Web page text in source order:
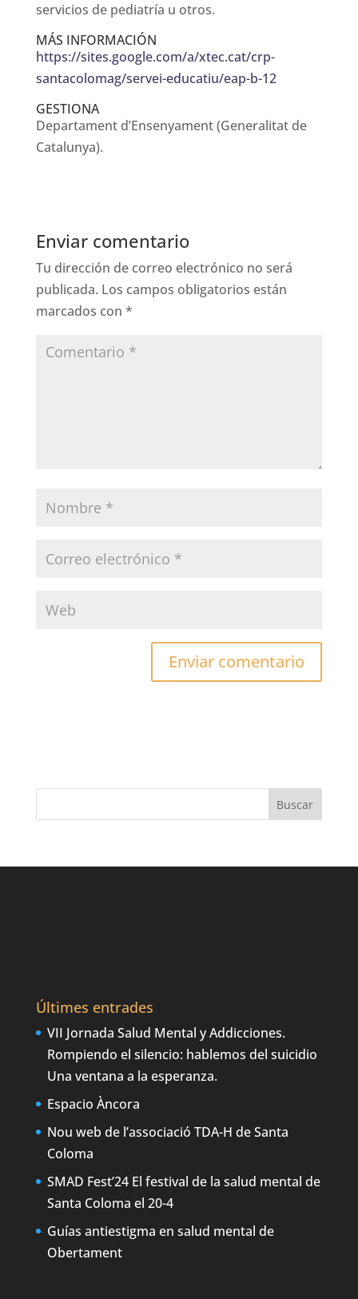
servicios de pediatría u otros.
MÁS INFORMACIÓN
https://sites.google.com/a/xtec.cat/crp-
santacolomag/servei-educatiu/eap-b-12
GESTIONA
Departament d’Ensenyament (Generalitat de
Catalunya).
Enviar comentario
Tu dirección de correo electrónico no será
publicada. Los campos obligatorios están
marcados con *
Últimes entrades
VII Jornada Salud Mental y Addicciones.
Rompiendo el silencio: hablemos del suicidio
Una ventana a la esperanza.
Espacio Àncora
Nou web de l’associació TDA-H de Santa
Coloma
SMAD Fest’24 El festival de la salud mental de
Santa Coloma el 20-4
Guías antiestigma en salud mental de
Obertament